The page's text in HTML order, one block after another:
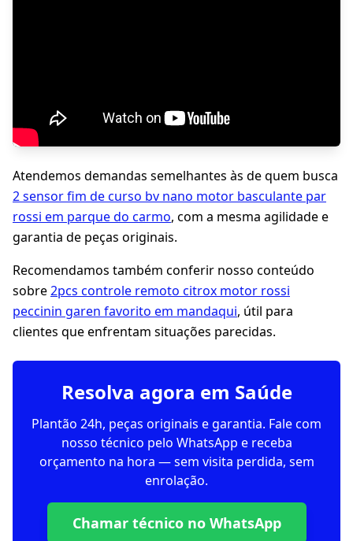
Atendemos demandas semelhantes às de quem busca
2 sensor fim de curso bv nano motor basculante par
rossi em parque do carmo, com a mesma agilidade e
garantia de peças originais.
Recomendamos também conferir nosso conteúdo
sobre2pcs controle remoto citrox motor rossi
peccinin garen favorito em mandaqui, útil para
clientes que enfrentam situações parecidas.
Resolva agora em Saúde
Plantão 24h, peças originais e garantia. Fale com
nosso técnico pelo WhatsApp e receba
orçamento na hora — sem visita perdida, sem
enrolação.
Chamar técnico no WhatsApp